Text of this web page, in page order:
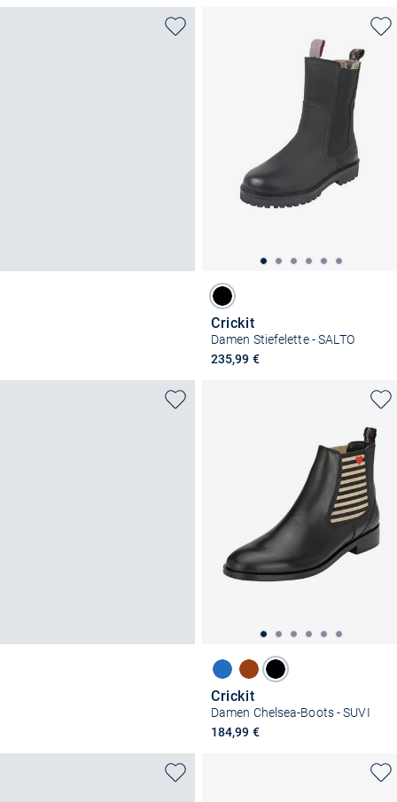
Crickit
Damen Stiefelette - SALTO
235,99 €
Crickit
Damen Chelsea-Boots - SUVI
184,99 €